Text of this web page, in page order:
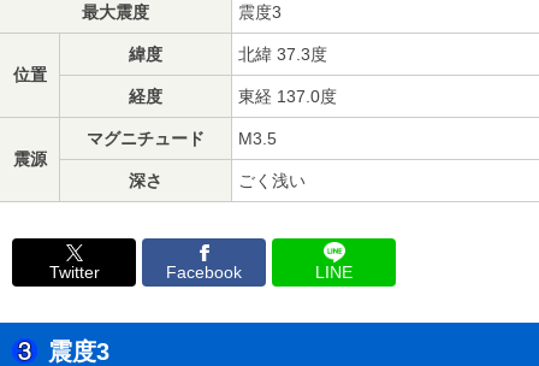
最大震度 震度3
位置
緯度 北緯 37.3度
経度 東経 137.0度
震源
マグニチュード M3.5
深さ ごく浅い
Twitter Facebook LINE
震度3